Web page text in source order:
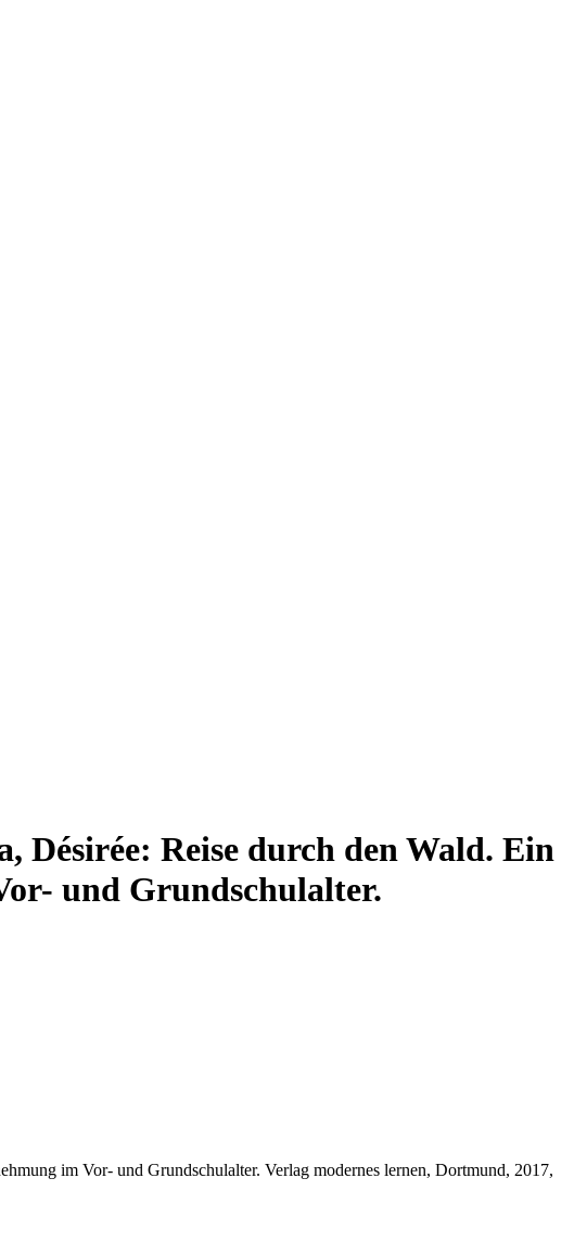
Désirée: Reise durch den Wald. Ein
und Grundschulalter.
im Vor- und Grundschulalter. Verlag modernes lernen, Dortmund, 2017,